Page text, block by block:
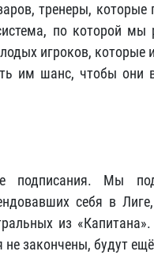
тренеры, которые
по которой мы
игроков, которые
им шанс, чтобы они
подписания. Мы
себя в
из «Капитана».
закончены, будут